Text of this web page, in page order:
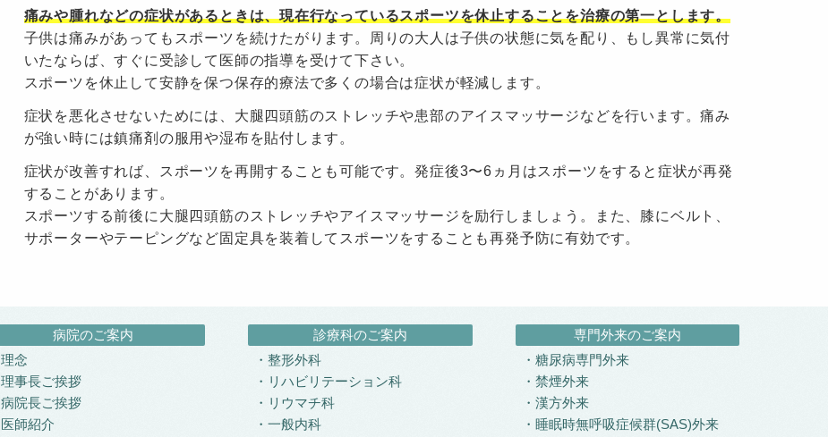
痛みや腫れなどの症状があるときは、現在行なっているスポーツを休止することを治療の第一とします。
子供は痛みがあってもスポーツを続けたがります。周りの大人は子供の状態に気を配り、もし異常に気付
いたならば、すぐに受診して医師の指導を受けて下さい。
スポーツを休止して安静を保つ保存的療法で多くの場合は症状が軽減します。
症状を悪化させないためには、大腿四頭筋のストレッチや患部のアイスマッサージなどを行います。痛み
が強い時には鎮痛剤の服用や湿布を貼付します。
症状が改善すれば、スポーツを再開することも可能です。発症後3〜6ヵ月はスポーツをすると症状が再発
することがあります。
スポーツする前後に大腿四頭筋のストレッチやアイスマッサージを励行しましょう。また、膝にベルト、
サポーターやテーピングなど固定具を装着してスポーツをすることも再発予防に有効です。
病院のご案内
理念
理事長ご挨拶
病院長ご挨拶
医師紹介
診療科のご案内
整形外科
リハビリテーション科
リウマチ科
一般内科
専門外来のご案内
糖尿病専門外来
禁煙外来
漢方外来
睡眠時無呼吸症候群(SAS)外来